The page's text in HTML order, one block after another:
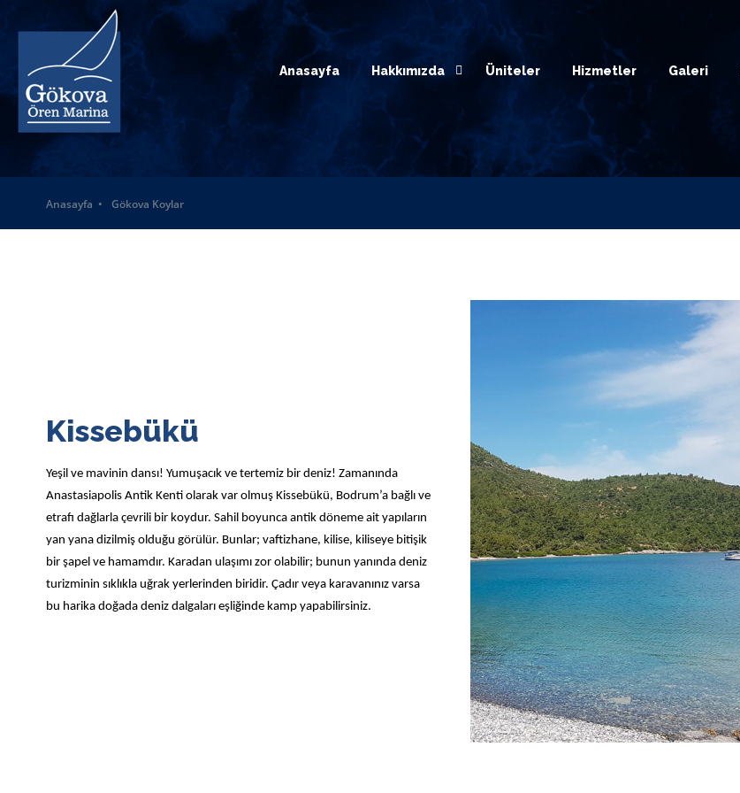
Anasayfa Hakkımızda Üniteler Hizmetler Galeri
Anasayfa Gökova Koylar
Kissebükü
Yeşil ve mavinin dansı! Yumuşacık ve tertemiz bir deniz! Zamanında
Anastasiapolis Antik Kenti olarak var olmuş Kissebükü, Bodrum’a bağlı ve
etrafı dağlarla çevrili bir koydur. Sahil boyunca antik döneme ait yapıların
yan yana dizilmiş olduğu görülür. Bunlar; vaftizhane, kilise, kiliseye bitişik
bir şapel ve hamamdır. Karadan ulaşımı zor olabilir; bunun yanında deniz
turizminin sıklıkla uğrak yerlerinden biridir. Çadır veya karavanınız varsa
bu harika doğada deniz dalgaları eşliğinde kamp yapabilirsiniz.